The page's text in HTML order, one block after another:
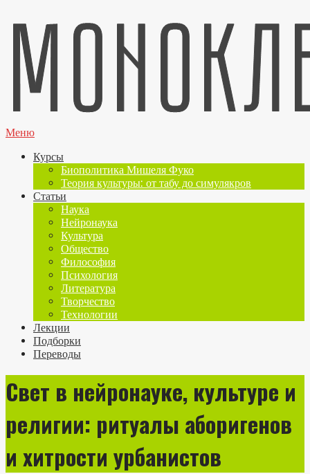
Меню
Курсы
Биополитика Мишеля Фуко
Теория культуры: от табу до симулякров
Статьи
Наука
Нейронаука
Культура
Общество
Философия
Психология
Литература
Творчество
Технологии
Лекции
Подборки
Переводы
Свет в нейронауке, культуре и
религии: ритуалы аборигенов
и хитрости урбанистов